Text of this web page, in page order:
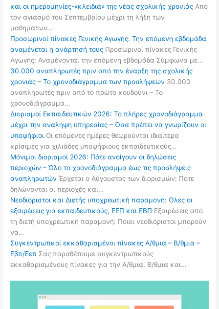
και οι ημερομηνίες-«κλειδιά» της νέας σχολικής χρονιάς Από
τον αγιασμό του Σεπτεμβρίου μέχρι τη λήξη των
μαθημάτων…
Προσωρινοί πίνακες Γενικής Αγωγής: Την επόμενη εβδομάδα
αναμένεται η ανάρτησή τους Προσωρινοί πίνακες Γενικής
Αγωγής: Αναμένονται την επόμενη εβδομάδα Σύμφωνα με…
30.000 αναπληρωτές πριν από την έναρξη της σχολικής
χρονιάς – Το χρονοδιάγραμμα των προσλήψεων 30.000
αναπληρωτές πριν από το πρώτο κουδούνι – Το
χρονοδιάγραμμα…
Διορισμοί Εκπαιδευτικών 2026: Το πλήρες χρονοδιάγραμμα
μέχρι την ανάληψη υπηρεσίας – Όσα πρέπει να γνωρίζουν οι
υποψήφιοι Οι επόμενες ημέρες θεωρούνται ιδιαίτερα
κρίσιμες για χιλιάδες υποψήφιους εκπαιδευτικούς…
Μόνιμοι διορισμοί 2026: Πότε ανοίγουν οι δηλώσεις
περιοχών – Όλο το χρονοδιάγραμμα έως τις προσλήψεις
αναπληρωτών Έρχεται ο Αύγουστος των διορισμών: Πότε
δηλώνονται οι περιοχές και…
Νεοδιόριστοι και Διετής υποχρεωτική παραμονή: Όλες οι
εξαιρέσεις για εκπαιδευτικούς, ΕΕΠ και ΕΒΠ Εξαιρέσεις από
τη διετή υποχρεωτική παραμονή: Ποιοι νεοδιόριστοι μπορούν
να…
Συγκεντρωτικοί εκκαθαρισμένοι πίνακες Α/θμια – Β/θμια –
Εβπ/Εεπ Σας παραθέτουμε συγκεντρωτικούς
εκκαθαρισμένους πίνακες για την Α/θμια, Β/θμια και…